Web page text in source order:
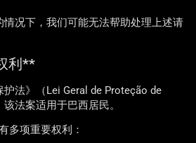
况下，我们可能无法帮助处理上述请
利**
法》（Lei Geral de Proteção de
该法案适用于巴西居民。
多项重要权利：